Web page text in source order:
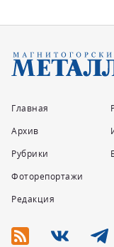
Главная
Архив
Рубрики
Фоторепортажи
Редакция